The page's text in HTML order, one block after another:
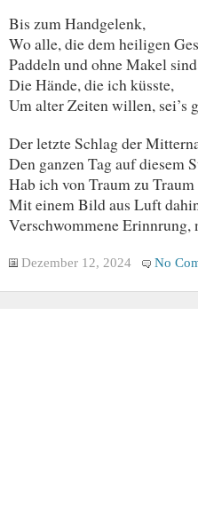
Bis zum Handgelenk,
Wo alle, die dem heiligen
Paddeln und ohne Makel
Die Hände, die ich küsste,
Um alter Zeiten willen, sei’s
Der letzte Schlag der
Den ganzen Tag auf diesem
Hab ich von Traum zu
Mit einem Bild aus Luft
Verschwommene Erinnrung,
Dezember 12, 2024 No